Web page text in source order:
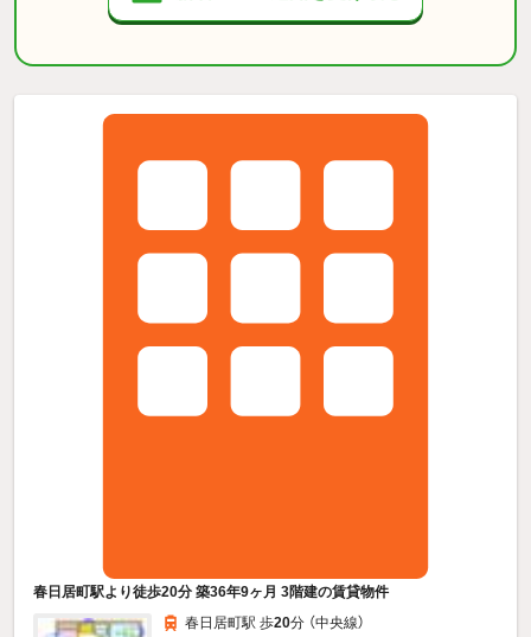
春日居町駅より徒歩20分 築36年9ヶ月 3階建の賃貸物件
春日居町駅 歩20分 （中央線）